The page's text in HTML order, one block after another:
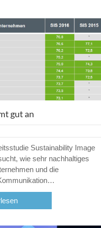
gut an
Sustainability Image
wie sehr nachhaltiges
und die